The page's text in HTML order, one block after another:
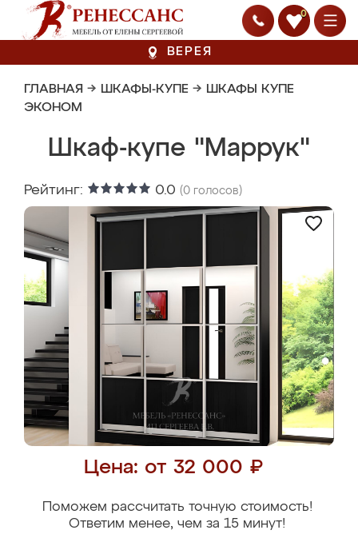
0
ВЕРЕЯ
ГЛАВНАЯ → ШКАФЫ-КУПЕ → ШКАФЫ КУПЕ
ЭКОНОМ
Шкаф-купе "Маррук"
Рейтинг: 0.0 (0 голосов)
Цена: от 32 000 ₽
Поможем рассчитать точную стоимость!
Ответим менее, чем за 15 минут!